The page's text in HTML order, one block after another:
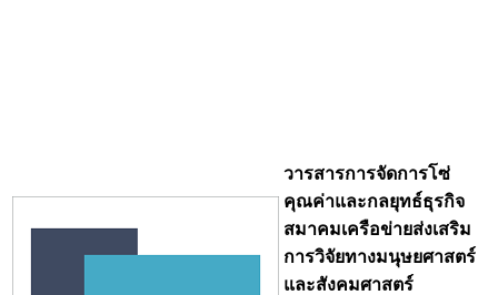
วารสารการจัดการโซ่
คุณค่าและกลยุทธ์ธุรกิจ
สมาคมเครือข่ายส่งเสริม
การวิจัยทางมนุษยศาสตร์
และสังคมศาสตร์